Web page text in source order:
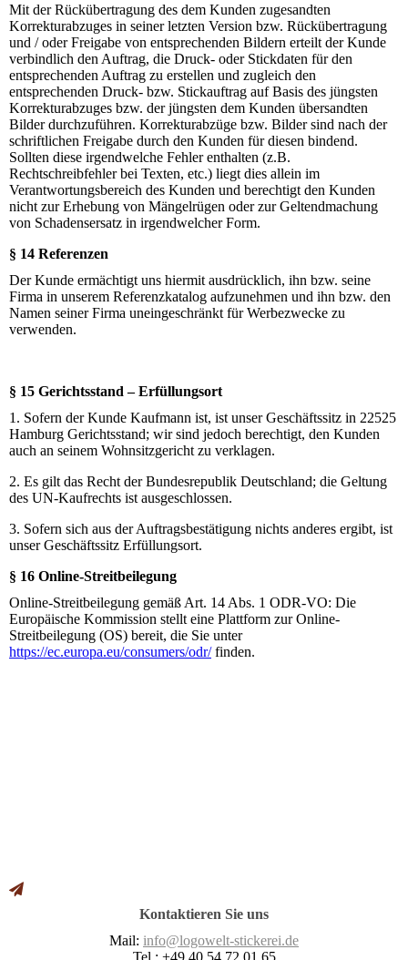
Mit der Rückübertragung des dem Kunden zugesandten
Korrekturabzuges in seiner letzten Version bzw. Rückübertragung
und / oder Freigabe von entsprechenden Bildern erteilt der Kunde
verbindlich den Auftrag, die Druck- oder Stickdaten für den
entsprechenden Auftrag zu erstellen und zugleich den
entsprechenden Druck- bzw. Stickauftrag auf Basis des jüngsten
Korrekturabzuges bzw. der jüngsten dem Kunden übersandten
Bilder durchzuführen. Korrekturabzüge bzw. Bilder sind nach der
schriftlichen Freigabe durch den Kunden für diesen bindend.
Sollten diese irgendwelche Fehler enthalten (z.B.
Rechtschreibfehler bei Texten, etc.) liegt dies allein im
Verantwortungsbereich des Kunden und berechtigt den Kunden
nicht zur Erhebung von Mängelrügen oder zur Geltendmachung
von Schadensersatz in irgendwelcher Form.
§ 14 Referenzen
Der Kunde ermächtigt uns hiermit ausdrücklich, ihn bzw. seine
Firma in unserem Referenzkatalog aufzunehmen und ihn bzw. den
Namen seiner Firma uneingeschränkt für Werbezwecke zu
verwenden.
§ 15 Gerichtsstand – Erfüllungsort
1. Sofern der Kunde Kaufmann ist, ist unser Geschäftssitz in 22525
Hamburg Gerichtsstand; wir sind jedoch berechtigt, den Kunden
auch an seinem Wohnsitzgericht zu verklagen.
2. Es gilt das Recht der Bundesrepublik Deutschland; die Geltung
des UN-Kaufrechts ist ausgeschlossen.
3. Sofern sich aus der Auftragsbestätigung nichts anderes ergibt, ist
unser Geschäftssitz Erfüllungsort.
§ 16 Online-Streitbeilegung
Online-Streitbeilegung gemäß Art. 14 Abs. 1 ODR-VO: Die
Europäische Kommission stellt eine Plattform zur Online-
Streitbeilegung (OS) bereit, die Sie unter
https://ec.europa.eu/consumers/odr/finden.
Kontaktieren Sie uns
Mail: info@logowelt-stickerei.de
Tel.: +49 40 54 72 01 65